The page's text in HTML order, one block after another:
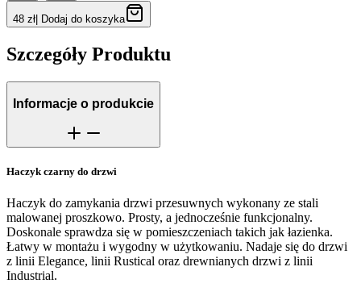
48 zł Dodaj do koszyka
Szczegóły Produktu
Informacje o produkcie
Haczyk czarny do drzwi
Haczyk do zamykania drzwi przesuwnych wykonany ze stali
malowanej proszkowo. Prosty, a jednocześnie funkcjonalny.
Doskonale sprawdza się w pomieszczeniach takich jak łazienka.
Łatwy w montażu i wygodny w użytkowaniu. Nadaje się do drzwi
z linii Elegance, linii Rustical oraz drewnianych drzwi z linii
Industrial.